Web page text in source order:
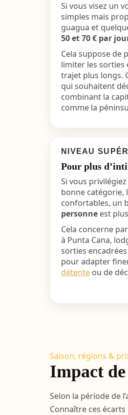
Si vous visez un
simples mais
guagua et
50 et 70 € par
Cela suppose de
limiter les sorties
trajet plus longs.
qui souhaitent
combinant la
comme la
NIVEAU
Pour plus
Si vous
bonne catégorie,
confortables, un
personne est
Cela concerne
à Punta Cana,
sorties
pour adapter
détente ou de
Saison, régions &
Impact
Selon la période de
Connaître ces